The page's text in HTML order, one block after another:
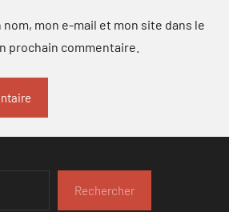
mon e-mail et mon site dans le
prochain commentaire.
Rechercher